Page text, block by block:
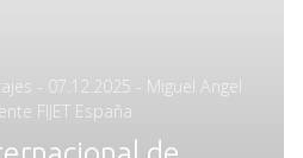
- Posted
on
07.12.2025 - Miguel Angel
FIJET España